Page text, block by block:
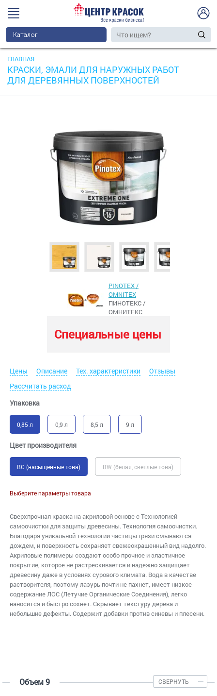
Каталог
ГЛАВНАЯ
КРАСКИ, ЭМАЛИ ДЛЯ НАРУЖНЫХ РАБОТ
ДЛЯ ДЕРЕВЯННЫХ ПОВЕРХНОСТЕЙ
PINOTEX /
OMNITEX
ПИНОТЕКС /
ОМНИТЕКС
Специальные цены
Цены Описание Тех. характеристики
Отзывы
Рассчитать расход
Упаковка
0,85 л 0,9 л 8,5 л 9 л
Цвет производителя
BC (насыщенные тона) BW (белая, светлые тона)
Выберите параметры товара
Сверхпрочная краска на акриловой основе с Технологией
самоочистки для защиты древесины. Технология самоочистки.
Благодаря уникальной технологии частицы грязи смываются
дождем, и поверхность сохраняет свежеокрашенный вид надолго.
Акриловые полимеры создают особо прочное и эластичное
покрытие, которое не растрескивается и надежно защищает
древесину даже в условиях сурового климата. Вода в качестве
растворителя, поэтому лазурь почти не пахнет, имеет низкое
содержание ЛОС (Летучие Органические Соединения), легко
наносится и быстро сохнет. Скрывает текстуру дерева и
небольшие дефекты. Содержит добавки против синевы и плесени.
Объем 9 СВЕРНУТЬ